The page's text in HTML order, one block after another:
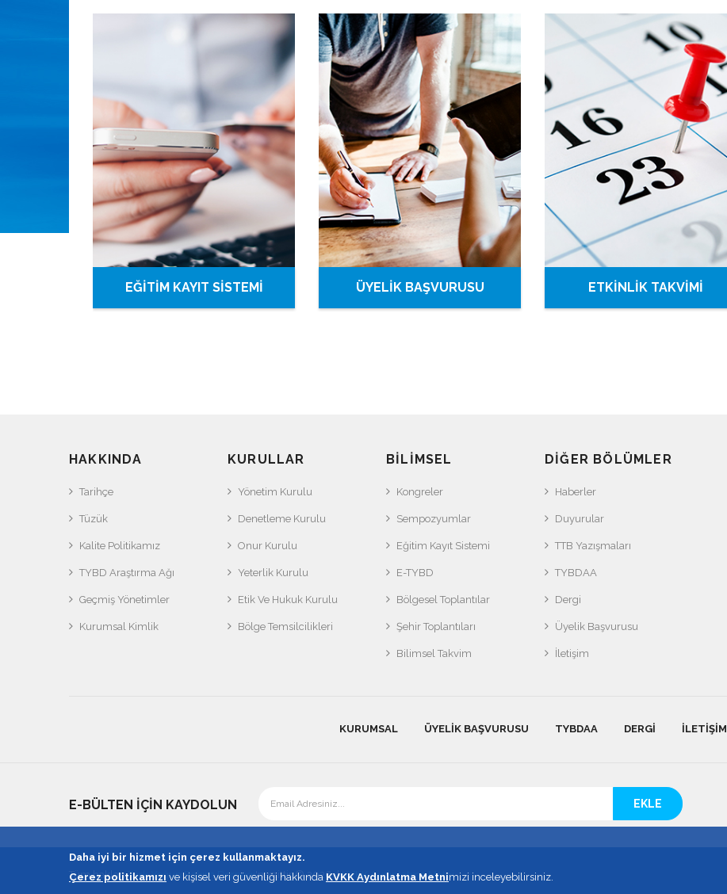
EĞİTİM KAYIT SİSTEMİ ÜYELİK BAŞVURUSU ETKİNLİK TAKVİMİ
HAKKINDA
Tarihçe
Tüzük
Kalite Politikamız
TYBD Araştırma Ağı
Geçmiş Yönetimler
Kurumsal Kimlik
KURULLAR
Yönetim Kurulu
Denetleme Kurulu
Onur Kurulu
Yeterlik Kurulu
Etik Ve Hukuk Kurulu
Bölge Temsilcilikleri
BILIMSEL
Kongreler
Sempozyumlar
Eğitim Kayıt Sistemi
E-TYBD
Bölgesel Toplantılar
Şehir Toplantıları
Bilimsel Takvim
DIĞER BÖLÜMLER
Haberler
Duyurular
TTB Yazışmaları
TYBDAA
Dergi
Üyelik Başvurusu
İletişim
KURUMSAL ÜYELIK BAŞVURUSU TYBDAA DERGI İLETIŞIM
E-BÜLTEN İÇİN KAYDOLUN EKLE
Tüm haklarıTürk Yoğun Bakım Derneği'ne aittir © 2026. |KVKK Aydınlatma Metni
Daha iyi bir hizmet için çerez kullanmaktayız.
Çerez politikamızı ve kişisel veri güvenliği hakkında KVKK Aydınlatma Metnimizi inceleyebilirsiniz.